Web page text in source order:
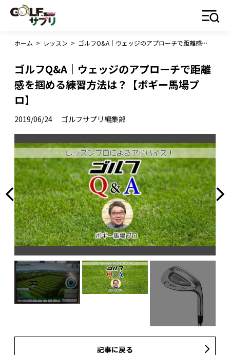
ホーム > レッスン > ゴルフQ&A｜ウェッジのアプローチで距離感を掴める練習方法は？【ボギー馬場プロ】
ゴルフQ&A｜ウェッジのアプローチで距離
感を掴める練習方法は？【ボギー馬場プ
ロ】
2019/06/24 ゴルフサプリ編集部
記事に戻る